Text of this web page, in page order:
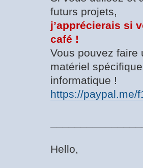
futurs projets,
j’apprécierais si
café !
Vous pouvez faire
matériel
informatique !
https://paypal.me/
Hello,